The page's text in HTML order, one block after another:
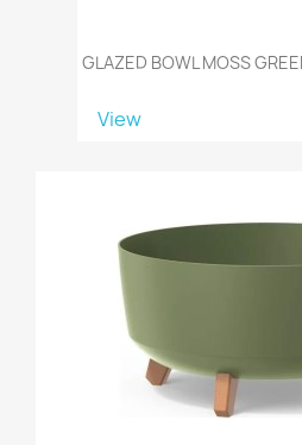
GLAZED BOWL MOSS
View